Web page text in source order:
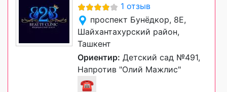
1 отзыв
проспект Бунёдкор, 8Е,
Шайхантахурский район,
Ташкент
Ориентир: Детский сад №491,
Напротив "Олий Мажлис"
☎